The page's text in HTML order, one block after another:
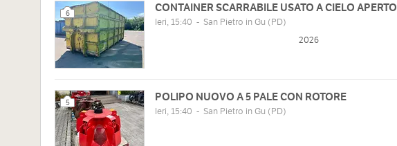
6 CONTAINER SCARRABILE USATO A CIELO APERTO
Ieri, 15:40 - San Pietro in Gu (PD)
2026
5 POLIPO NUOVO A 5 PALE CON ROTORE
Ieri, 15:40 - San Pietro in Gu (PD)